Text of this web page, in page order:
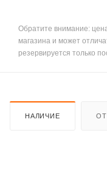
Обратите внимание:
магазина и может
резервируется только
НАЛИЧИЕ